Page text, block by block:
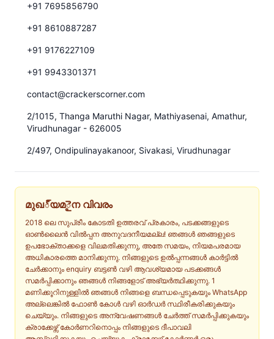
+91 7695856790
+91 8610887287
+91 9176227109
+91 9943301371
contact@crackerscorner.com
2/1015, Thanga Maruthi Nagar, Mathiyasenai, Amathur,
Virudhunagar - 626005
2/497, Ondipulinayakanoor, Sivakasi, Virudhunagar
മുഖ్യമైന വിവരം
2018 ലെ സുപ്രീം കോടതി ഉത്തരവ് പ്രകാരം, പടക്കങ്ങളുടെ
ഓൺലൈൻ വിൽപ്പന അനുവദനീയമല്ല! ഞങ്ങൾ ഞങ്ങളുടെ
ഉപഭോക്താക്കളെ വിലമതിക്കുന്നു, അതേ സമയം, നിയമപരമായ
അധികാരത്തെ മാനിക്കുന്നു. നിങ്ങളുടെ ഉൽപ്പന്നങ്ങൾ കാർട്ടിൽ
ചേർക്കാനും enquiry ബട്ടൺ വഴി ആവശ്യമായ പടക്കങ്ങൾ
സമർപ്പിക്കാനും ഞങ്ങൾ നിങ്ങളോട് അഭ്യർത്ഥിക്കുന്നു. 1
മണിക്കൂറിനുള്ളിൽ ഞങ്ങൾ നിങ്ങളെ ബന്ധപ്പെടുകയും WhatsApp
അല്ലെങ്കിൽ ഫോൺ കോൾ വഴി ഓർഡർ സ്ഥിരീകരിക്കുകയും
ചെയ്യും. നിങ്ങളുടെ അന്വേഷണങ്ങൾ ചേർത്ത് സമർപ്പിക്കുകയും
ക്രാക്കേഴ്സ് കോർണറിനൊപ്പം നിങ്ങളുടെ ദീപാവലി